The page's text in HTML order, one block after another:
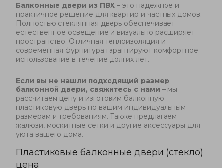
Балконные двери из ПВХ – это надежное и
практичное решение для квартир и частных домов.
Полностью стеклянная дверь обеспечивает
естественное освещение и визуально расширяет
пространство. Отличная теплоизоляция и
современная фурнитура гарантируют комфортное
использование в течение долгих лет.
Если вы не нашли подходящий размер
балконной двери, свяжитесь с нами – мы
рассчитаем цену и изготовим балконную
пластиковую дверь по вашим индивидуальным
размерам и требованиям. Также предлагаем
жалюзи, москитные сетки и другие аксессуары для
уюта вашего дома.
Пластиковые балконные двери (стекло)
цена